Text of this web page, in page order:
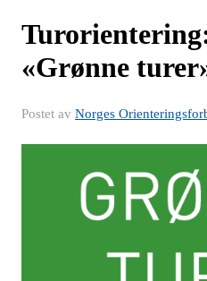
«Grønne
Postet av Norges